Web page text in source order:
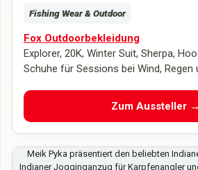
Fishing Wear & Outdoor
Fox Outdoorbekleidung
Explorer, 20K, Winter Suit, Sherpa,
Schuhe für Sessions bei Wind, Regen
Zum Aussteller →
Meik Pyka präsentiert den beliebten
Indianer Jogginganzug für Karpfenangler